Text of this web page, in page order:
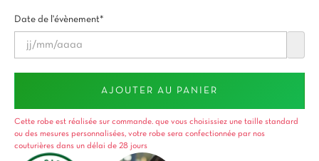
Date de l'évènement*
AJOUTER AU PANIER
Cette robe est réalisée sur commande. que vous choisissiez une taille standard
ou des mesures personnalisées, votre robe sera confectionnée par nos
couturières dans un délai de 28 jours